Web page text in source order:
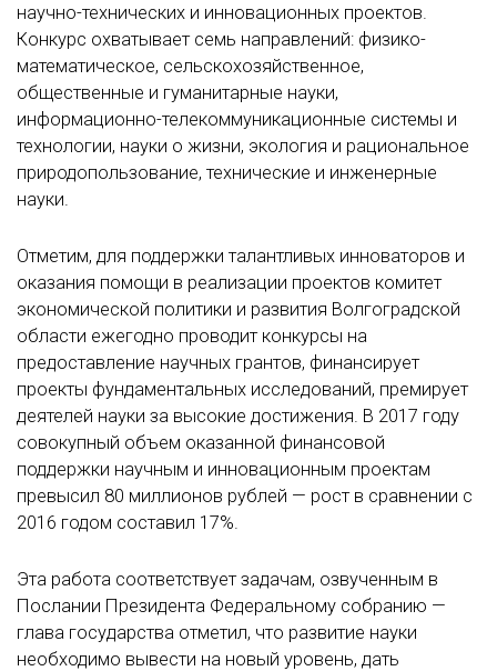
научно-технических и инновационных проектов.
Конкурс охватывает семь направлений: физико-
математическое, сельскохозяйственное,
общественные и гуманитарные науки,
информационно-телекоммуникационные системы и
технологии, науки о жизни, экология и рациональное
природопользование, технические и инженерные
науки.
Отметим, для поддержки талантливых инноваторов и
оказания помощи в реализации проектов комитет
экономической политики и развития Волгоградской
области ежегодно проводит конкурсы на
предоставление научных грантов, финансирует
проекты фундаментальных исследований, премирует
деятелей науки за высокие достижения. В 2017 году
совокупный объем оказанной финансовой
поддержки научным и инновационным проектам
превысил 80 миллионов рублей — рост в сравнении с
2016 годом составил 17%.
Эта работа соответствует задачам, озвученным в
Послании Президента Федеральному собранию —
глава государства отметил, что развитие науки
необходимо вывести на новый уровень, дать